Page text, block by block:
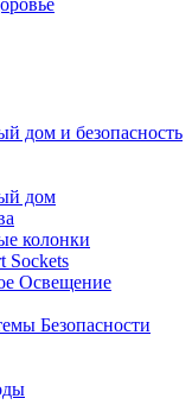
дом и безопасность
дом
колонки
Sockets
Освещение
Безопасности